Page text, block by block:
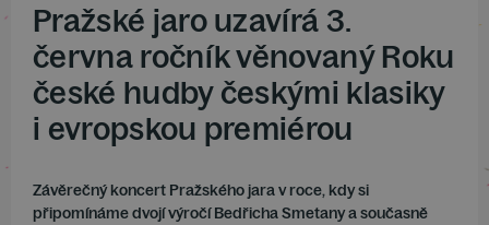
Pražské jaro uzavírá 3.
června ročník věnovaný Roku
české hudby českými klasiky
i evropskou premiérou
Závěrečný koncert Pražského jara v roce, kdy si
připomínáme dvojí výročí Bedřicha Smetany a současně